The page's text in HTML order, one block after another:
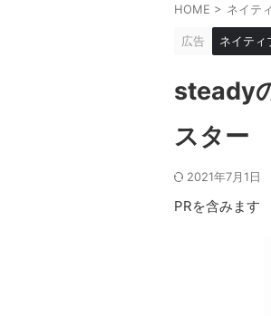
HOME > ネイテ
広告 ネイティ
steady
スター
2021年7月1日
PRを含みます